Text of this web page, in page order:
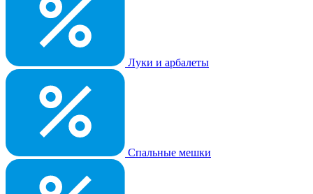
Луки и арбалеты
Спальные мешки